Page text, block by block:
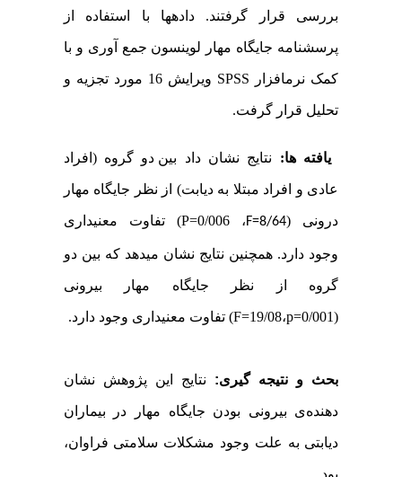
بررسی قرار گرفتند. داده­ها با استفاده از
پرسشنامه جایگاه مهار لوینسون جمع آوری و با
کمک نرم­افزار SPSS ویرایش 16 مورد تجزیه و
تحلیل قرار گرفت.
یافته ­ها: نتایج نشان داد بین دو گروه (افراد
عادی و افراد مبتلا به دیابت) از نظر جایگاه مهار
درونی (F=8/64، P =0/006 ) تفاوت معنی­داری
وجود دارد. همچنین نتایج نشان می­دهد که بین دو
گروه از نظر جایگاه مهار بیرونی
(F=19/08،p=0/001 ) تفاوت معنی­داری وجود دارد.
بحث و نتیجه­ گیری: نتایج این پژوهش نشان
دهنده­­­­­­­­­­­­­­­­­­­­­­­­­­­­­­­­­­ی بیرونی بودن جایگاه مهار در بیماران
دیابتی به علت وجود مشکلات سلامتی فراوان،
بود.